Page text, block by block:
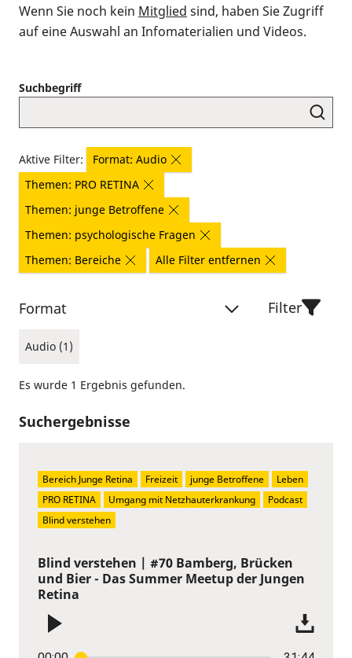
Wenn Sie noch kein Mitglied sind, haben Sie Zugriff
auf eine Auswahl an Infomaterialien und Videos.
Suchbegriff
Aktive Filter:
Format: Audio
Themen: PRO RETINA
Themen: junge Betroffene
Themen: psychologische Fragen
Themen: Bereiche
Alle Filter entfernen
Format
Audio (1)
Filter
Es wurde 1 Ergebnis gefunden.
Suchergebnisse
Blind verstehen | #70 Bamberg, Brücken
und Bier - Das Summer Meetup der Jungen
Retina
Bereich Junge Retina Freizeit junge Betroffene
Leben
PRO RETINA
Umgang mit Netzhauterkrankung
Podcast
Blind verstehen